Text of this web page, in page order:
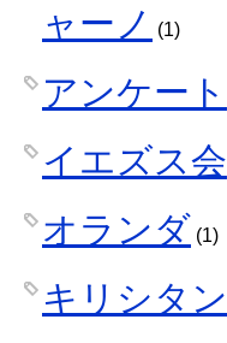
ャーノ
(1)
アンケート
イエズス会
オランダ (1)
キリシタン